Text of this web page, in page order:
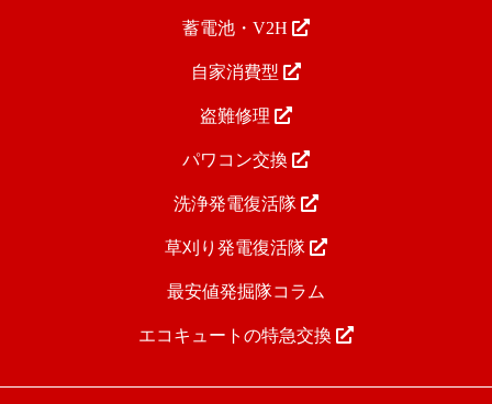
蓄電池・V2H
自家消費型
盗難修理
パワコン交換
洗浄発電復活隊
草刈り発電復活隊
最安値発掘隊コラム
エコキュートの特急交換